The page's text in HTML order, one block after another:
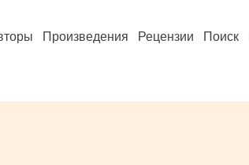
Произведения Рецензии Поиск